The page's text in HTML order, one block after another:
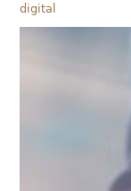
digital